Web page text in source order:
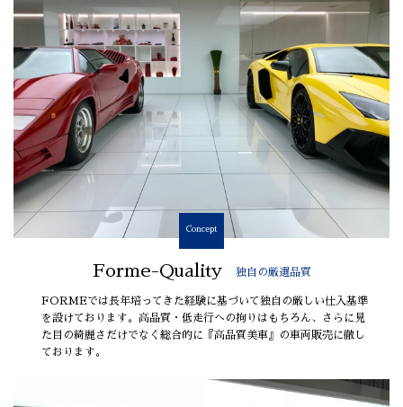
Concept
Forme-Quality 独自の厳選品質
FORMEでは長年培ってきた経験に基づいて独自の厳しい仕入基準
を設けております。高品質・低走行への拘りはもちろん、さらに見
た目の綺麗さだけでなく総合的に『高品質美車』の車両販売に徹し
ております。